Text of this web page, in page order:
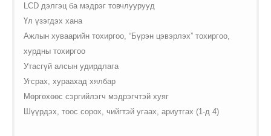
LCD дэлгэц ба мэдрэг товчлуурууд
Үл үзэгдэх хана
Ажлын хуваарийн тохиргоо, “Бүрэн цэвэрлэх” тохиргоо,
хурдны тохиргоо
Утасгүй алсын удирдлага
Угсрах, хураахад хялбар
Мөргөхөөс сэргийлэгч мэдрэгчтэй хуяг
Шүүрдэх, тоос сорох, чийгтэй угаах, ариутгах (1-д 4)